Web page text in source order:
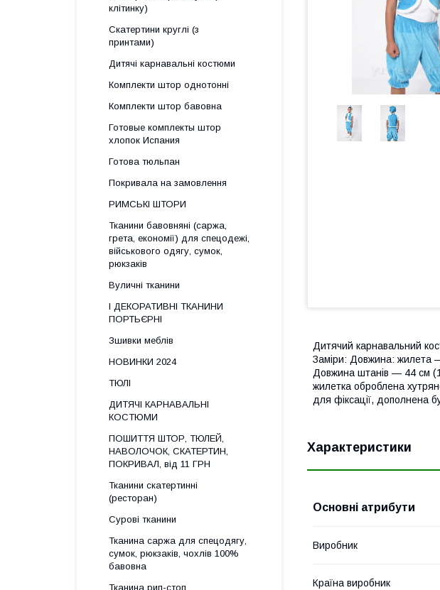
Дитячий карнавальний
Заміри: Довжина: жилета
Довжина штанів — 44 см
жилетка оброблена
для фіксації, дополнена
Характеристики
Основні атрибути
Виробник
Країна виробник
клітинку)
Скатертини круглі (з
принтами)
Дитячі карнавальні костюми
Комплекти штор однотонні
Комплекти штор бавовна
Готовые комплекты штор
хлопок Испания
Готова тюльпан
Покривала на замовлення
РИМСЬКІ ШТОРИ
Тканини бавовняні (саржа,
грета, економії) для спецодежі,
військового одягу, сумок,
рюкзаків
Вуличні тканини
І ДЕКОРАТИВНІ ТКАНИНИ
ПОРТЬЄРНІ
Зшивки меблів
НОВИНКИ 2024
ТЮЛІ
ДИТЯЧІ КАРНАВАЛЬНІ
КОСТЮМИ
ПОШИТТЯ ШТОР, ТЮЛЕЙ,
НАВОЛОЧОК, СКАТЕРТИН,
ПОКРИВАЛ, від 11 ГРН
Тканини скатертинні
(ресторан)
Сурові тканини
Тканина саржа для спецодягу,
сумок, рюкзаків, чохлів 100%
бавовна
Тканина рип-стоп